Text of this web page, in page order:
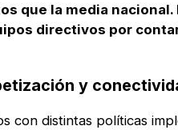
que la media
directivos por
y
con distintas políticas